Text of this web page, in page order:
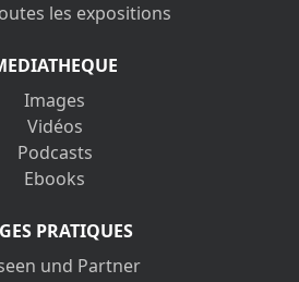
les expositions
Images
Vidéos
Podcasts
Ebooks
PRATIQUES
und Partner